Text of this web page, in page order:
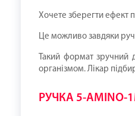
Хочете зберегти ефект
Це можливо завдяки
Такий формат зручний
організмом. Лікар
РУЧКА 5-AMINO-